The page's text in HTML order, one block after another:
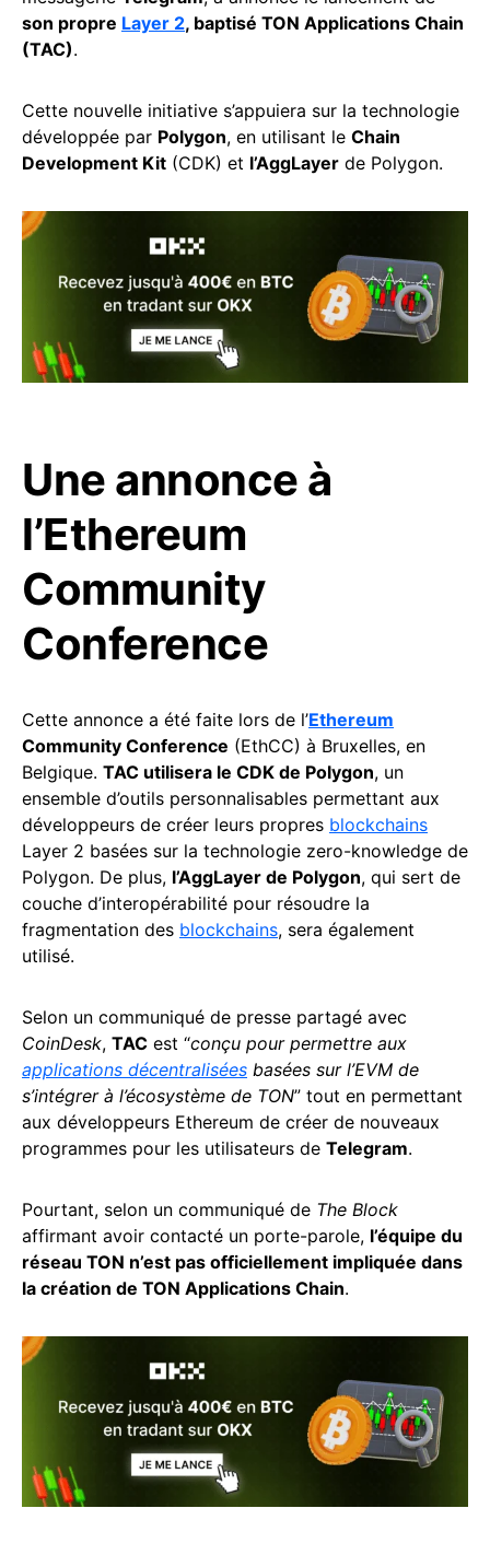
son propre Layer 2, baptisé TON Applications Chain
(TAC).
Cette nouvelle initiative s’appuiera sur la technologie
développée par Polygon, en utilisant le Chain
Development Kit (CDK) et l’AggLayer de Polygon.
Une annonce à
l’Ethereum
Community
Conference
Cette annonce a été faite lors de l’Ethereum
Community Conference (EthCC) à Bruxelles, en
Belgique. TAC utilisera le CDK de Polygon, un
ensemble d’outils personnalisables permettant aux
développeurs de créer leurs propres blockchains
Layer 2 basées sur la technologie zero-knowledge de
Polygon. De plus, l’AggLayer de Polygon, qui sert de
couche d’interopérabilité pour résoudre la
fragmentation des blockchains, sera également
utilisé.
Selon un communiqué de presse partagé avec
CoinDesk, TAC est “conçu pour permettre aux
applications décentralisées basées sur l’EVM de
s’intégrer à l’écosystème de TON” tout en permettant
aux développeurs Ethereum de créer de nouveaux
programmes pour les utilisateurs de Telegram.
Pourtant, selon un communiqué de The Block
affirmant avoir contacté un porte-parole, l’équipe du
réseau TON n’est pas officiellement impliquée dans
la création de TON Applications Chain.